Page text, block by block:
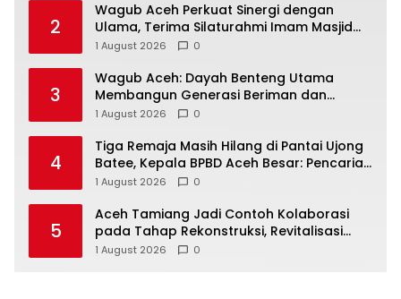
2
Wagub Aceh Perkuat Sinergi dengan
Ulama, Terima Silaturahmi Imam Masjid
Raya Baiturrahman
1 August 2026 0
3
Wagub Aceh: Dayah Benteng Utama
Membangun Generasi Beriman dan
Berakhlak
1 August 2026 0
4
Tiga Remaja Masih Hilang di Pantai Ujong
Batee, Kepala BPBD Aceh Besar: Pencarian
Terus Dimaksimalkan
1 August 2026 0
5
Aceh Tamiang Jadi Contoh Kolaborasi
pada Tahap Rekonstruksi, Revitalisasi
Sekolah Dipercepat Libatkan Masyarakat
1 August 2026 0